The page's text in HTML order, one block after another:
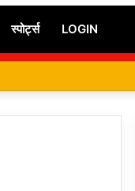
स्पोर्ट्स LOGIN